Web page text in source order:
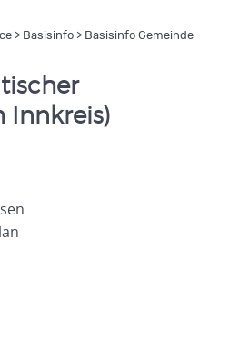
> Basisinfo > Basisinfo Gemeinde
Innkreis)